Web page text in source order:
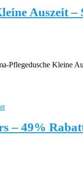
Auszeit
Pflegedusche Kleine
– 49%